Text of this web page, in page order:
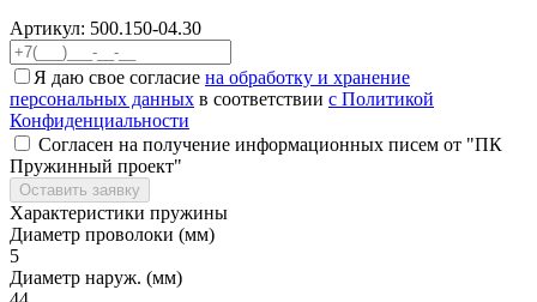
Артикул: 500.150-04.30
Я даю свое согласие на обработку и хранение
персональных данных в соответствии с Политикой
Конфиденциальности
Согласен на получение информационных писем от "ПК
Пружинный проект"
Оставить заявку
Характеристики пружины
Диаметр проволоки (мм)
5
Диаметр наруж. (мм)